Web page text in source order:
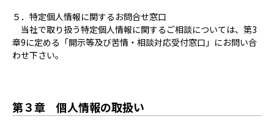
５．特定個人情報に関するお問合せ窓口
当社で取り扱う特定個人情報に関するご相談については、第3
章9に定める「開示等及び苦情・相談対応受付窓口」にお問い合
わせ下さい。
第３章 個人情報の取扱い